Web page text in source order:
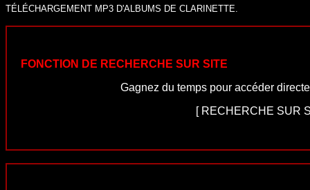
TÉLÉCHARGEMENT MP3 D'ALBUMS DE CLARINETTE.
FONCTION DE RECHERCHE SUR SITE
Gagnez du temps pour accéder
[ RECHERCHE SUR